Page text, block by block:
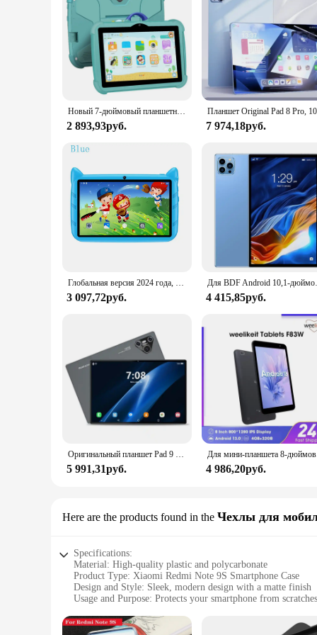
Новый 7-дюймовый планшетный ПК с Wi-Fi 5G для детей, лучшие подарки, Android, детские игры, образовательные обучающие планшеты, четырехъядерный процессор, 4 ГБ ОЗУ, 64 ГБ
2 893,93руб. 7 974,18руб.
Глобальная версия 2024 года, 7-дюймовые детские планшеты, четырехъядерный процессор, 4 ГБ ОЗУ, 64 ГБ ПЗУ, Android, обучающий образовательный планшет, двойная камера, 4000 мАч
3 097,72руб.
Для BDF Android 10,1-
4 415,85руб.
Оригинальный планшет Pad 9 Pro 10,1 дюйма Android 13 Snapdragon 8gen2 Xioami Global 16 ГБ + 1024 ГБ 10000 мАч 5G Dual SIM WIFI HD-экран
5 991,31руб. 4 986,20руб.
Here are the products found in the Чехлы для
Specifications:
Material: High-quality plastic and polycarbonate
Product Type: Xiaomi Redmi Note 9S Smartphone Case
Design and Style: Sleek, modern design with a matte finish
Usage and Purpose: Protects your smartphone from
Shape and Size: Precision-engineered to fit the Xiaomi